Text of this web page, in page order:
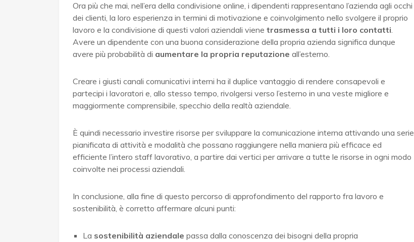
Ora più che mai, nell’era della condivisione online, i dipendenti rappresentano l’azienda agli occhi
dei clienti, la loro esperienza in termini di motivazione e coinvolgimento nello svolgere il proprio
lavoro e la condivisione di questi valori aziendali viene trasmessa a tutti i loro contatti.
Avere un dipendente con una buona considerazione della propria azienda significa dunque
avere più probabilità di aumentare la propria reputazione all’esterno.
Creare i giusti canali comunicativi interni ha il duplice vantaggio di rendere consapevoli e
partecipi i lavoratori e, allo stesso tempo, rivolgersi verso l’esterno in una veste migliore e
maggiormente comprensibile, specchio della realtà aziendale.
È quindi necessario investire risorse per sviluppare la comunicazione interna attivando una serie
pianificata di attività e modalità che possano raggiungere nella maniera più efficace ed
efficiente l’intero staff lavorativo, a partire dai vertici per arrivare a tutte le risorse in ogni modo
coinvolte nei processi aziendali.
In conclusione, alla fine di questo percorso di approfondimento del rapporto fra lavoro e
sostenibilità, è corretto affermare alcuni punti:
La sostenibilità aziendale passa dalla conoscenza dei bisogni della propria